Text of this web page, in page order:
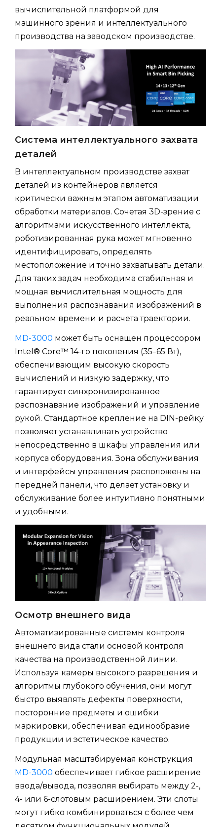
вычислительной платформой для
машинного зрения и интеллектуального
производства на заводском производстве.
Система интеллектуального захвата
деталей
В интеллектуальном производстве захват
деталей из контейнеров является
критически важным этапом автоматизации
обработки материалов. Сочетая 3D-зрение с
алгоритмами искусственного интеллекта,
роботизированная рука может мгновенно
идентифицировать, определять
местоположение и точно захватывать детали.
Для таких задач необходима стабильная и
мощная вычислительная мощность для
выполнения распознавания изображений в
реальном времени и расчета траектории.
MD-3000 может быть оснащен процессором
Intel® Core™ 14-го поколения (35–65 Вт),
обеспечивающим высокую скорость
вычислений и низкую задержку, что
гарантирует синхронизированное
распознавание изображений и управление
рукой. Стандартное крепление на DIN-рейку
позволяет устанавливать устройство
непосредственно в шкафы управления или
корпуса оборудования. Зона обслуживания
и интерфейсы управления расположены на
передней панели, что делает установку и
обслуживание более интуитивно понятными
и удобными.
Осмотр внешнего вида
Автоматизированные системы контроля
внешнего вида стали основой контроля
качества на производственной линии.
Используя камеры высокого разрешения и
алгоритмы глубокого обучения, они могут
быстро выявлять дефекты поверхности,
посторонние предметы и ошибки
маркировки, обеспечивая единообразие
продукции и эстетическое качество.
Модульная масштабируемая конструкция
MD-3000 обеспечивает гибкое расширение
ввода/вывода, позволяя выбирать между 2-,
4- или 6-слотовым расширением. Эти слоты
могут гибко комбинироваться с более чем